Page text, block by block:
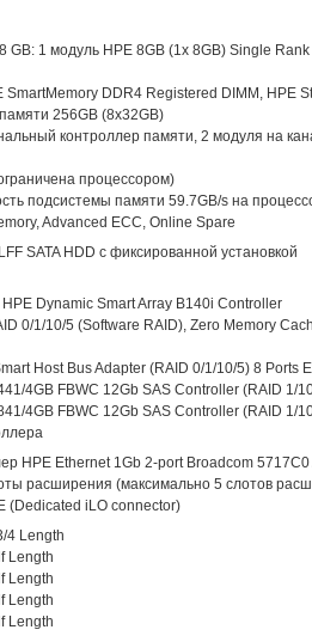
1 модуль HPE 8GB (1x 8GB) Single
DDR4 Registered DIMM, HPE
256GB (8x32GB)
контроллер памяти, 2 модуля на
процессором)
подсистемы памяти 59.7GB/s на
Advanced ECC, Online Spare
SATA HDD с фиксированной установкой
Dynamic Smart Array B140i Controller
0/1/10/5 (Software RAID), Zero Memory
Host Bus Adapter (RAID 0/1/10/5) 8 Ports
4GB FBWC 12Gb SAS Controller (RAID 1/
4GB FBWC 12Gb SAS Controller (RAID 1/
HPE Ethernet 1Gb 2-port Broadcom
расширения (максимально 5 слотов
(Dedicated iLO connector)
4 Length
Length
Length
Length
Length